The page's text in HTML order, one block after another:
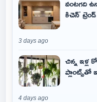
వంటగది
కిచెన్' ట్రెండ్
3 days ago
చిన్న
ప్లాంట్స్‌తో
4 days ago